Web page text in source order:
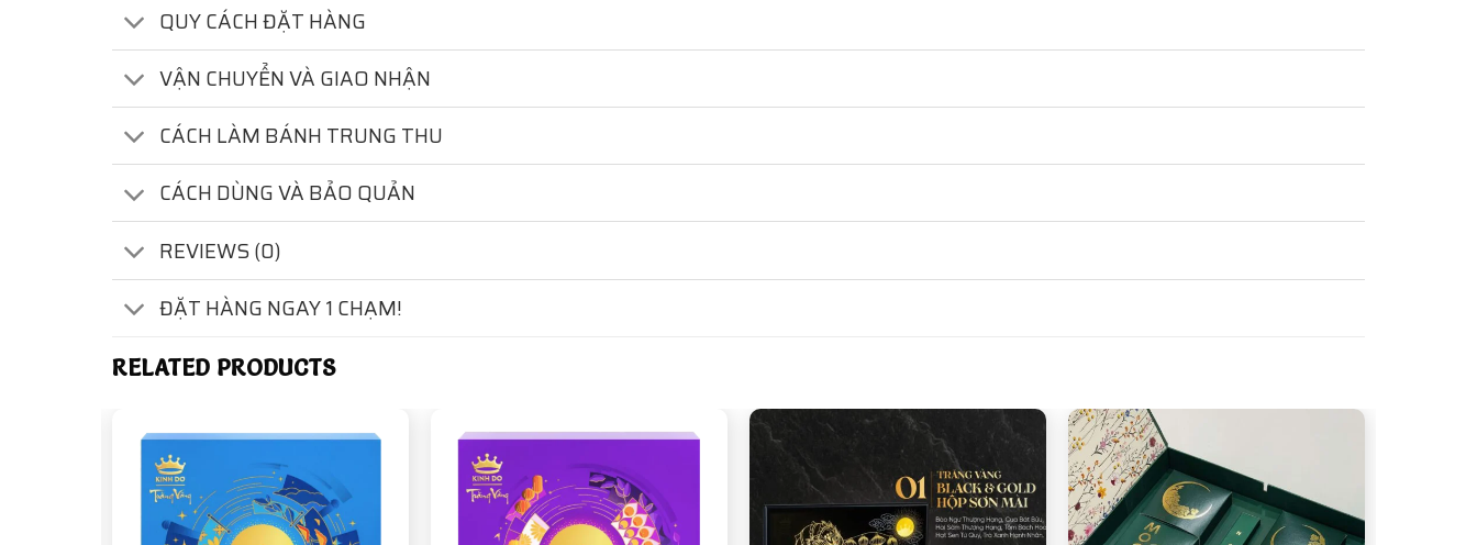
QUY CÁCH ĐẶT HÀNG
VẬN CHUYỂN VÀ GIAO NHẬN
CÁCH LÀM BÁNH TRUNG THU
CÁCH DÙNG VÀ BẢO QUẢN
REVIEWS (0)
ĐẶT HÀNG NGAY 1 CHẠM!
RELATED PRODUCTS